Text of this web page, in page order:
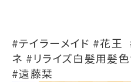
#テイラーメイド #花
ネ #リライズ白髪用髪
#遠藤栞